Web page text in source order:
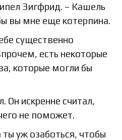
Зигфрид. – Кашель
вы мне еще котерпина.
существенно
есть некоторые
которые могли бы
Он искренне считал,
не поможет.
ты уж озаботься, чтобы